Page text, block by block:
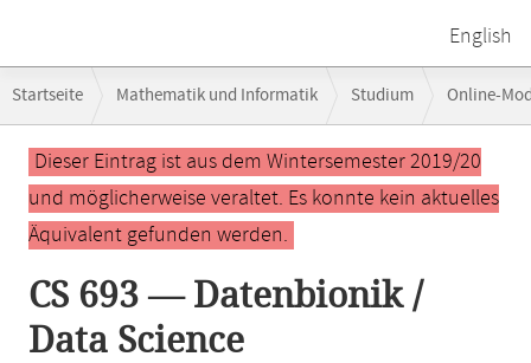
English
Navigation
Startseite Mathematik und Informatik Studium Online-
Hauptinhalt
Dieser Eintrag ist aus dem Wintersemester 2019/20
und möglicherweise veraltet. Es konnte kein aktuelles
Äquivalent gefunden werden.
CS 693 — Datenbionik /
Data Science